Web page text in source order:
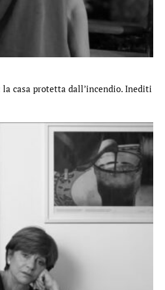
casa protetta dall’incendio. Inediti